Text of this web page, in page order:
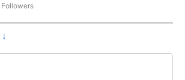
"CNN-SPANISH" TO RECEIVE NOTIFICATIONS ABOUT